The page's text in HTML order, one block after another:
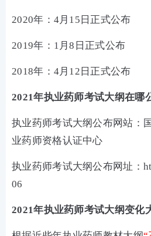
2020年：4月15日正式公布
2019年：1月8日正式公布
2018年：4月12日正式公布
2021年执业药师考试大纲在哪
执业药师考试大纲公布网站：
业药师资格认证中心
执业药师考试大纲公布网址：
06
2021年执业药师考试大纲变化